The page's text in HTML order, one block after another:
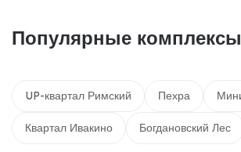
Популярные комплексы
UP-квартал Римский Пехра
Квартал Ивакино Богдановский Лес